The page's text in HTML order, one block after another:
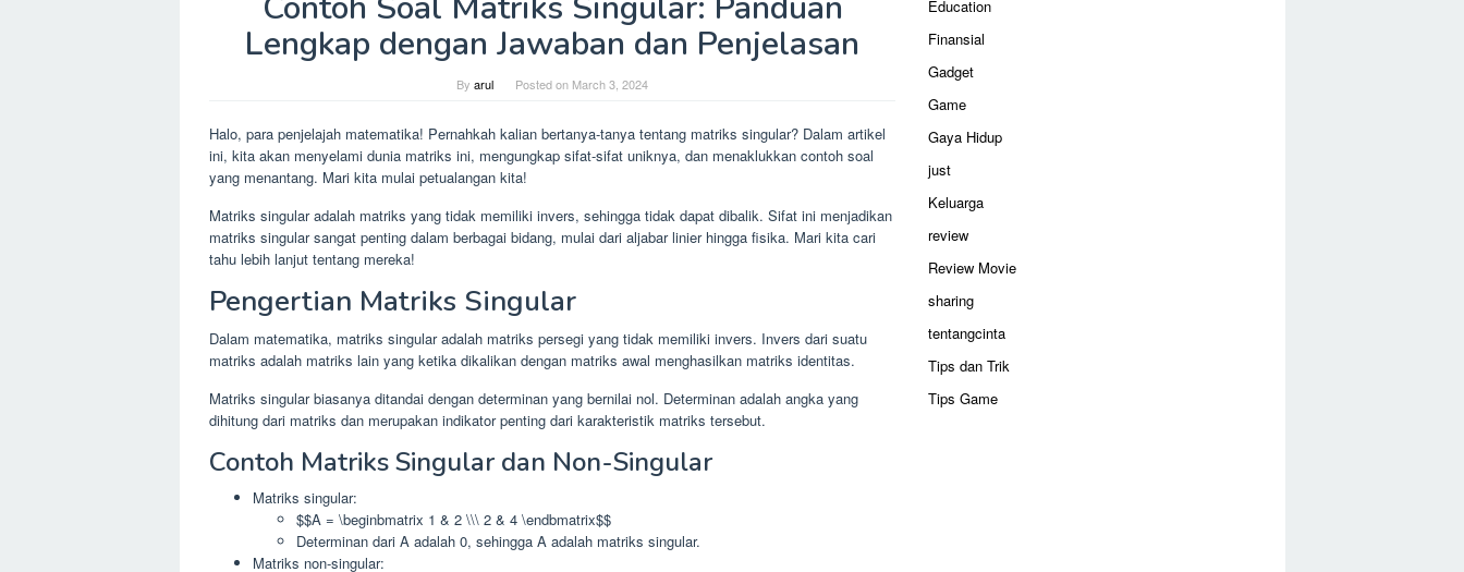
Lengkap dengan Jawaban dan Penjelasan
By arul Posted on March 3, 2024
Halo, para penjelajah matematika! Pernahkah kalian bertanya-tanya tentang matriks singular? Dalam artikel
ini, kita akan menyelami dunia matriks ini, mengungkap sifat-sifat uniknya, dan menaklukkan contoh soal
yang menantang. Mari kita mulai petualangan kita!
Matriks singular adalah matriks yang tidak memiliki invers, sehingga tidak dapat dibalik. Sifat ini menjadikan
matriks singular sangat penting dalam berbagai bidang, mulai dari aljabar linier hingga fisika. Mari kita cari
tahu lebih lanjut tentang mereka!
Pengertian Matriks Singular
Dalam matematika, matriks singular adalah matriks persegi yang tidak memiliki invers. Invers dari suatu
matriks adalah matriks lain yang ketika dikalikan dengan matriks awal menghasilkan matriks identitas.
Matriks singular biasanya ditandai dengan determinan yang bernilai nol. Determinan adalah angka yang
dihitung dari matriks dan merupakan indikator penting dari karakteristik matriks tersebut.
Contoh Matriks Singular dan Non-Singular
Matriks singular:
$$A = \beginbmatrix 1 & 2 \\\ 2 & 4 \endbmatrix$$
Determinan dari A adalah 0, sehingga A adalah matriks singular.
Matriks non-singular:
Education
Finansial
Gadget
Game
Gaya Hidup
just
Keluarga
review
Review Movie
sharing
tentangcinta
Tips dan Trik
Tips Game